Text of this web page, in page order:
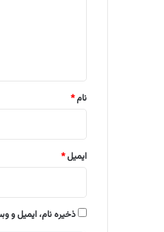
نام*
ایمیل*
ذخیره نام، ایمیل و